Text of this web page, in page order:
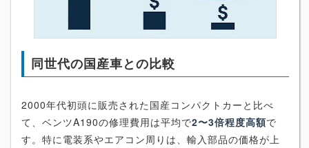
同世代の国産車との比較
2000年代初頭に販売された国産コンパクトカーと比べ
て、ベンツA190の修理費用は平均で2〜3倍程度高額で
す。特に電装系やエアコン周りは、輸入部品の価格が上